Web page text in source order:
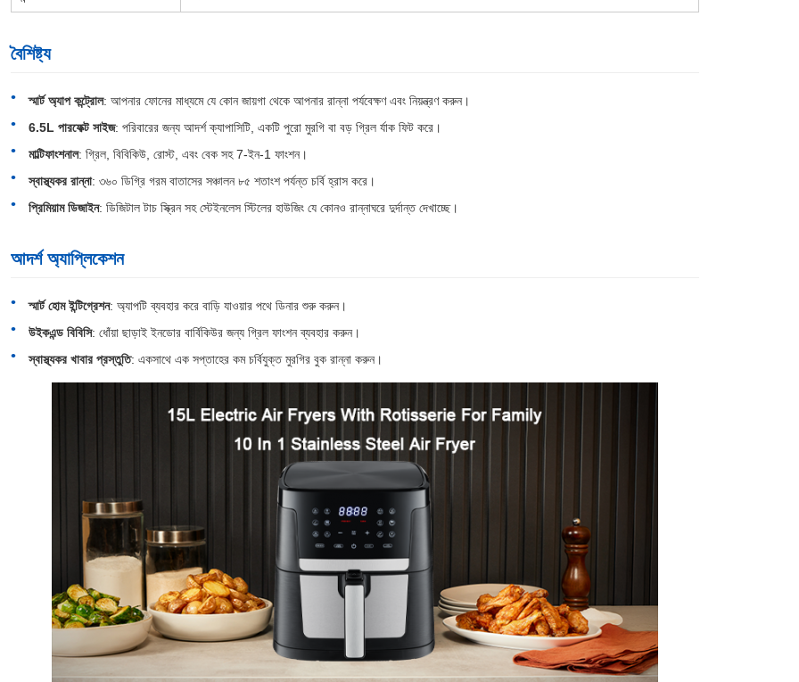
বৈশিষ্ট্য
স্মার্ট অ্যাপ কন্ট্রোল: আপনার ফোনের মাধ্যমে যে কোন জায়গা থেকে আপনার রান্না পর্যবেক্ষণ এবং নিয়ন্ত্রণ করুন।
6.5L পারফেক্ট সাইজ: পরিবারের জন্য আদর্শ ক্যাপাসিটি, একটি পুরো মুরগি বা বড় গ্রিল র্যাক ফিট করে।
মাল্টিফাংশনাল: গ্রিল, বিবিকিউ, রোস্ট, এবং বেক সহ 7-ইন-1 ফাংশন।
স্বাস্থ্যকর রান্না: ৩৬০ ডিগ্রি গরম বাতাসের সঞ্চালন ৮৫ শতাংশ পর্যন্ত চর্বি হ্রাস করে।
প্রিমিয়াম ডিজাইন: ডিজিটাল টাচ স্ক্রিন সহ স্টেইনলেস স্টিলের হাউজিং যে কোনও রান্নাঘরে দুর্দান্ত দেখাচ্ছে।
আদর্শ অ্যাপ্লিকেশন
স্মার্ট হোম ইন্টিগ্রেশন: অ্যাপটি ব্যবহার করে বাড়ি যাওয়ার পথে ডিনার শুরু করুন।
উইকএন্ড বিবিসি: ধোঁয়া ছাড়াই ইনডোর বার্বিকিউর জন্য গ্রিল ফাংশন ব্যবহার করুন।
স্বাস্থ্যকর খাবার প্রস্তুতি: একসাথে এক সপ্তাহের কম চর্বিযুক্ত মুরগির বুক রান্না করুন।